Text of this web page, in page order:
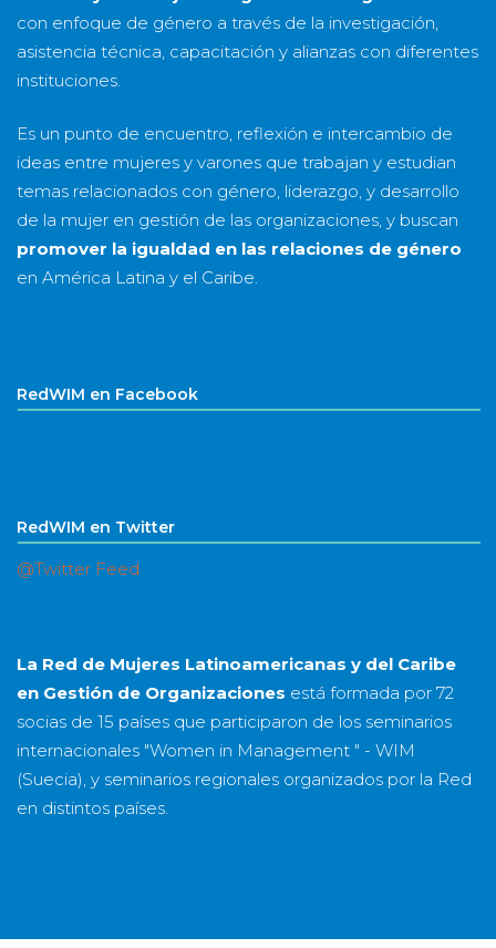
con enfoque de género a través de la investigación,
asistencia técnica, capacitación y alianzas con diferentes
instituciones.
Es un punto de encuentro, reflexión e intercambio de
ideas entre mujeres y varones que trabajan y estudian
temas relacionados con género, liderazgo, y desarrollo
de la mujer en gestión de las organizaciones, y buscan
promover la igualdad en las relaciones de género
en América Latina y el Caribe.
RedWIM en Facebook
RedWIM en Twitter
@Twitter Feed
La Red de Mujeres Latinoamericanas y del Caribe
en Gestión de Organizaciones está formada por 72
socias de 15 países que participaron de los seminarios
internacionales "Women in Management " - WIM
(Suecia), y seminarios regionales organizados por la Red
en distintos países.